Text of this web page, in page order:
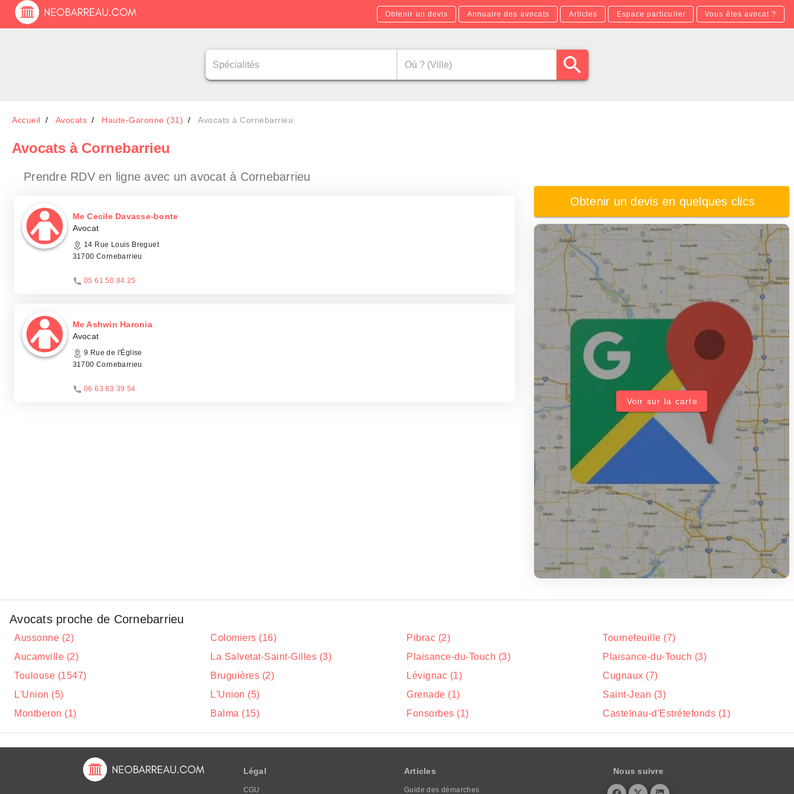
Obtenir un devis Annuaire des avocats Articles Espace particulier Vous êtes avocat ?
Accueil Avocats Haute-Garonne (31) Avocats à Cornebarrieu
Avocats à Cornebarrieu
Prendre RDV en ligne avec un avocat à Cornebarrieu
Me Cecile Davasse-bonte
Avocat
14 Rue Louis Breguet
31700 Cornebarrieu
05 61 50 84 25
Me Ashwin Haronia
Avocat
9 Rue de l'Église
31700 Cornebarrieu
06 63 83 39 54
Obtenir un devis en quelques clics
Voir sur la carte
Avocats proche de Cornebarrieu
Aussonne (2) Colomiers (16) Pibrac (2)
Tournefeuille (7)
Aucamville (2)
La Salvetat-Saint-Gilles (3) Plaisance-du-Touch (3)
Plaisance-du-Touch (3)
Toulouse (1547)
Bruguières (2) Lévignac (1)
Cugnaux (7)
L'Union (5)
L'Union (5) Grenade (1)
Saint-Jean (3)
Montberon (1)
Balma (15) Fonsorbes (1) Castelnau-d'Estrétefonds (1)
Légal
CGU
Articles
Guide des démarches
Nous suivre